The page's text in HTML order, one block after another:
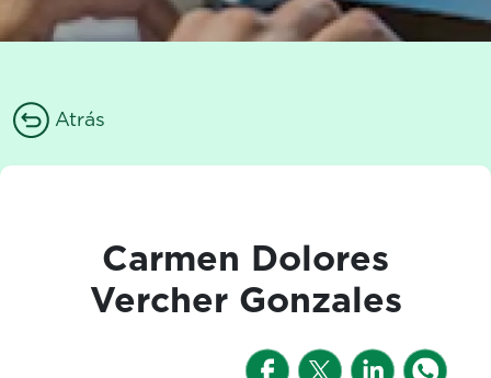
Atrás
Carmen Dolores
Vercher Gonzales